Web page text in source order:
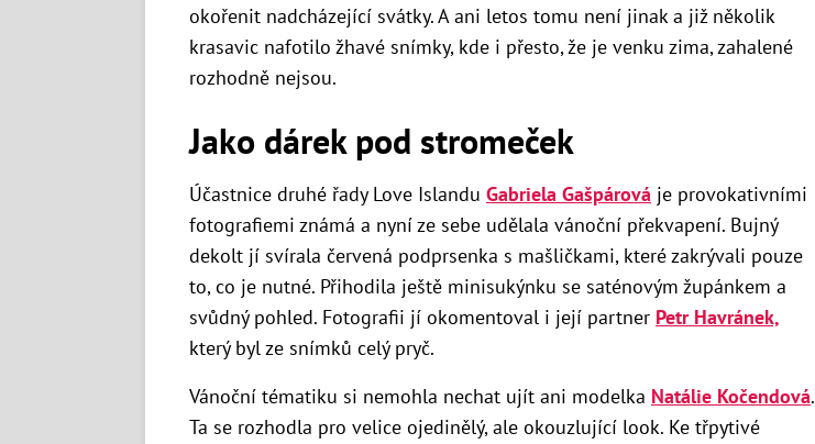
okořenit nadcházející svátky. A ani letos tomu není jinak a již několik
krasavic nafotilo žhavé snímky, kde i přesto, že je venku zima, zahalené
rozhodně nejsou.
Jako dárek pod stromeček
Účastnice druhé řady Love Islandu Gabriela Gašpárová je provokativními
fotografiemi známá a nyní ze sebe udělala vánoční překvapení. Bujný
dekolt jí svírala červená podprsenka s mašličkami, které zakrývali pouze
to, co je nutné. Přihodila ještě minisukýnku se saténovým župánkem a
svůdný pohled. Fotografii jí okomentoval i její partner Petr Havránek,
který byl ze snímků celý pryč.
Vánoční tématiku si nemohla nechat ujít ani modelka Natálie Kočendová.
Ta se rozhodla pro velice ojedinělý, ale okouzlující look. Ke třpytivé